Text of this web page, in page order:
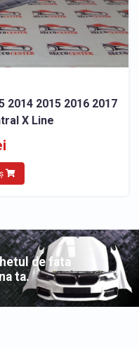
2014 2015 2016 2017
X Line
de fata
ta.